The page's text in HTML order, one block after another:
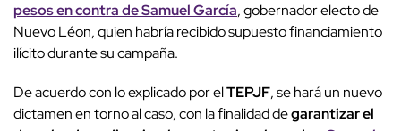
pesos en contra de Samuel García, gobernador electo de
Nuevo Léon, quien habría recibido supuesto financiamiento
ilícito durante su campaña.
De acuerdo con lo explicado por elTEPJF, se hará un nuevo
dictamen en torno al caso, con la finalidad degarantizar el